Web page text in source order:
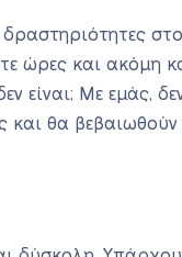
δραστηριότητες
ώρες και ακόμη
είναι; Με εμάς,
θα βεβαιωθούν